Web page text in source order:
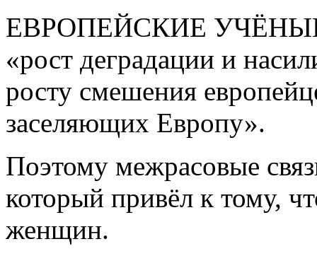
ЕВРОПЕЙСКИЕ УЧЁНЫЕ
«рост деградации и
росту смешения
заселяющих Европу».
Поэтому межрасовые
который привёл к тому,
женщин.